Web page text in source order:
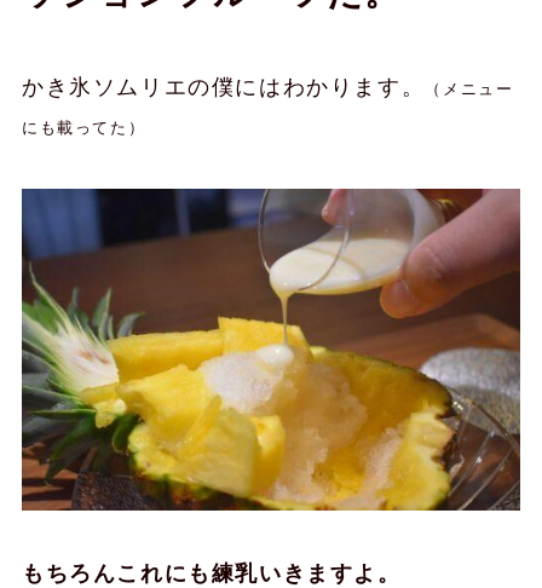
かき氷ソムリエの僕にはわかります。 （メニュー
にも載ってた）
もちろんこれにも練乳いきますよ。